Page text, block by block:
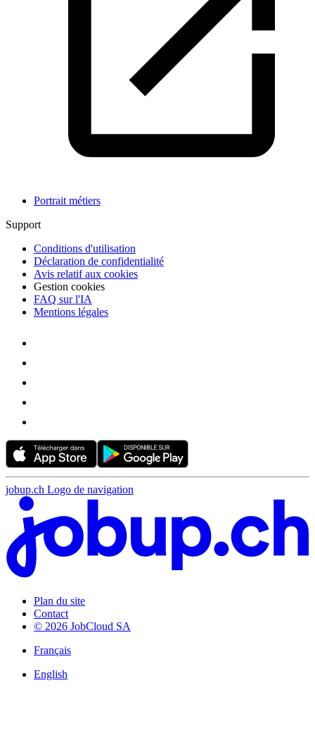
Portrait métiers
Support
Conditions d'utilisation
Déclaration de confidentialité
Avis relatif aux cookies
Gestion cookies
FAQ sur l'IA
Mentions légales
jobup.ch Logo de navigation
Plan du site
Contact
© 2026 JobCloud SA
Français
English